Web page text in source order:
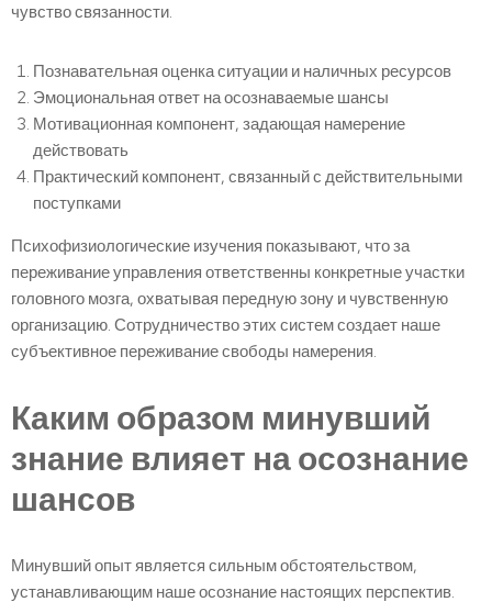
чувство связанности.
Познавательная оценка ситуации и наличных ресурсов
Эмоциональная ответ на осознаваемые шансы
Мотивационная компонент, задающая намерение
действовать
Практический компонент, связанный с действительными
поступками
Психофизиологические изучения показывают, что за
переживание управления ответственны конкретные участки
головного мозга, охватывая передную зону и чувственную
организацию. Сотрудничество этих систем создает наше
субъективное переживание свободы намерения.
Каким образом минувший
знание влияет на осознание
шансов
Минувший опыт является сильным обстоятельством,
устанавливающим наше осознание настоящих перспектив.